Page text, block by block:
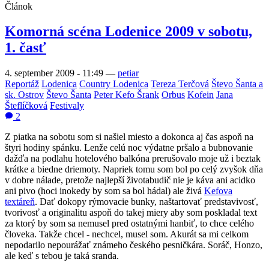
Článok
Komorná scéna Lodenice 2009 v sobotu,
1. časť
4. september 2009 - 11:49 — petiar
Reportáž Lodenica Country Lodenica Tereza Terčová Števo Šanta a
sk. Ostrov Števo Šanta Peter Kefo Šrank Orbus Kofein Jana
Šteflíčková Festivaly
2
Z piatka na sobotu som si našiel miesto a dokonca aj čas aspoň na
štyri hodiny spánku. Lenže celú noc výdatne pršalo a bubnovanie
dažďa na podlahu hotelového balkóna prerušovalo moje už i beztak
krátke a biedne driemoty. Napriek tomu som bol po celý zvyšok dňa
v dobre nálade, pretože najlepší životabudič nie je káva ani acidko
ani pivo (hoci inokedy by som sa bol hádal) ale živá Kefova
textáreň. Dať dokopy rýmovacie bunky, naštartovať predstavivosť,
tvorivosť a originalitu aspoň do takej miery aby som poskladal text
za ktorý by som sa nemusel pred ostatnými hanbiť, to chce celého
človeka. Takže chcel - nechcel, musel som. Akurát sa mi celkom
nepodarilo nepourážať známeho českého pesničkára. Soráč, Honzo,
ale keď s tebou je taká sranda.